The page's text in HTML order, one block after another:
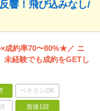
響！飛び込みなし/
成約率70〜80%★／ ニ
未経験でも成約をGETし
ベテランOK
面接1回